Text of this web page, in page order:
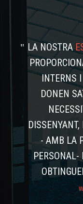
LA NOSTRA
INTERNS
DONEN
- AMB LA
PERSONAL-